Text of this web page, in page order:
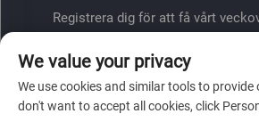
Registrera dig för att få vårt
We value your privacy
We use cookies and similar tools to provide
don't want to accept all cookies, click